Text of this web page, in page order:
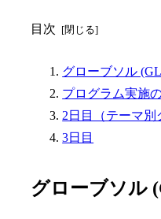
目次
グローブソル
プログラム実施
2日目（テーマ別
3日目
グローブソル